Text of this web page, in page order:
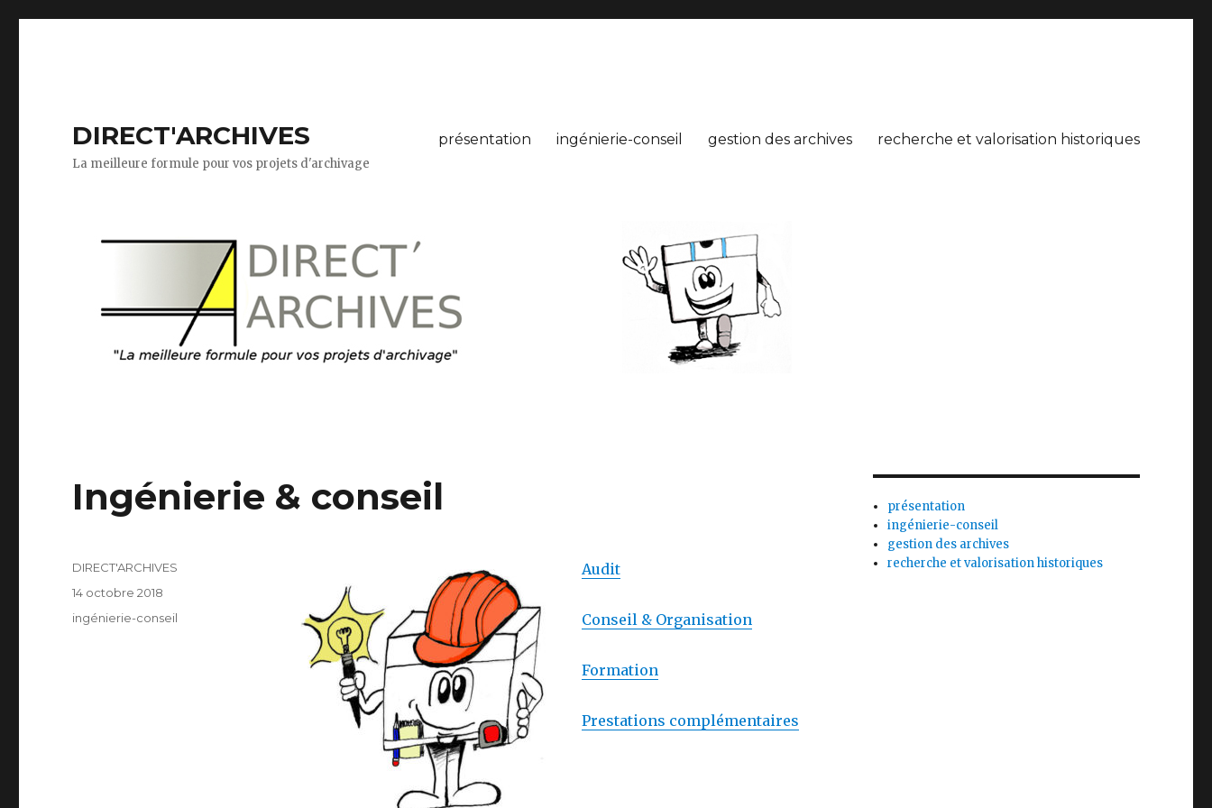
DIRECT'ARCHIVES
La meilleure formule pour vos projets d'archivage
présentation ingénierie-conseil gestion des archives recherche et valorisation historiques
Ingénierie & conseil
Audit
Conseil & Organisation
Formation
Prestations complémentaires
Auteur
DIRECT'ARCHIVES
Publié
le
14 octobre 2018
Catégories
ingénierie-conseil
présentation
ingénierie-conseil
gestion des archives
recherche et valorisation historiques